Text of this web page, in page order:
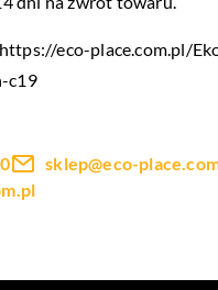
https://eco-place.com.pl/
c19
sklep@eco-